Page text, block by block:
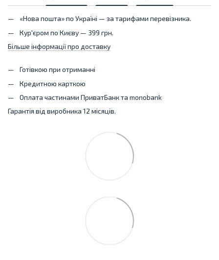
«Нова пошта» по Україні — за тарифами перевізника.
Кур'єром по Києву — 399 грн.
Більше інформації про доставку
Готівкою при отриманні
Кредитною карткою
Оплата частинами ПриватБанк та monobank
Гарантія від виробника 12 місяців.